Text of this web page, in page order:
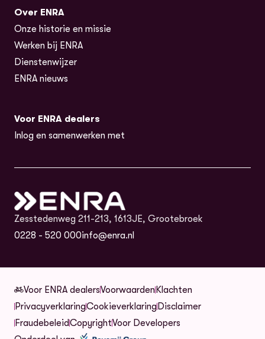
Over ENRA
Onze historie en missie
Werken bij ENRA
Dienstenwijzer
ENRA nieuws
Voor ENRA dealers
Inlog en samenwerken met
Zesstedenweg 211-213, 1613JE, Grootebroek
0228 - 520 000info@enra.nl
Voor ENRA dealersVoorwaarden Klachten
Privacyverklaring
(opent in nieuw tabblad)
Cookieverklaring Disclaimer
FraudebeleidCopyrightVoor Developers
(opent in nieuw tabblad)